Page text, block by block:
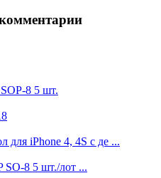
8 5 шт.
iPhone 4, 4S с де ...
8 5 шт./лот ...